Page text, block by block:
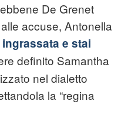
De Grenet
accuse, Antonella
ingrassata e stai
definito Samantha
nel dialetto
la “regina